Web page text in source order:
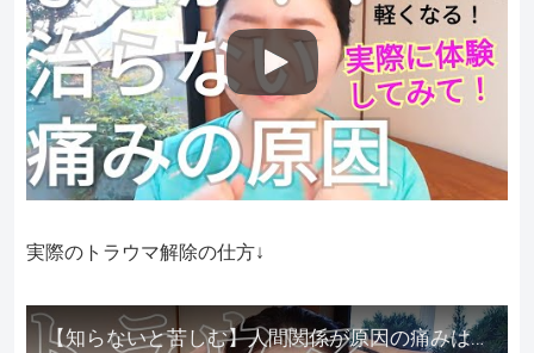
実際のトラウマ解除の仕方↓
【知らないと苦しむ】人間関係が原因の痛みはトラウマ解除が必須。病院に行っても原因不明で治らない不調はこれをしてからケアしてみてください。